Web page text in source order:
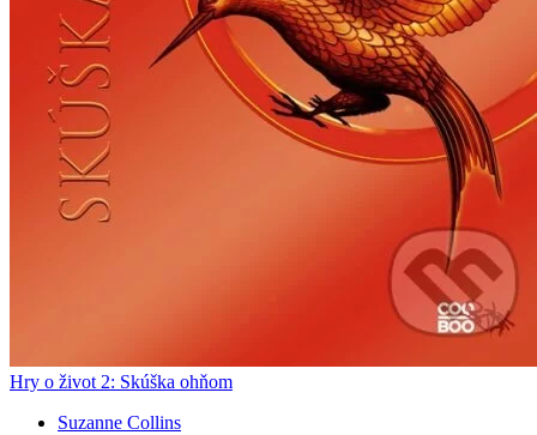
Hry o život 2: Skúška ohňom
Suzanne Collins